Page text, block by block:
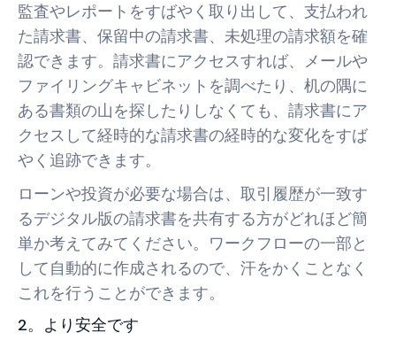
監査やレポートをすばやく取り出して、支払われ
た請求書、保留中の請求書、未処理の請求額を確
認できます。請求書にアクセスすれば、メールや
ファイリングキャビネットを調べたり、机の隅に
ある書類の山を探したりしなくても、請求書にア
クセスして経時的な請求書の経時的な変化をすば
やく追跡できます。
ローンや投資が必要な場合は、取引履歴が一致す
るデジタル版の請求書を共有する方がどれほど簡
単か考えてみてください。ワークフローの一部と
して自動的に作成されるので、汗をかくことなく
これを行うことができます。
2。より安全です